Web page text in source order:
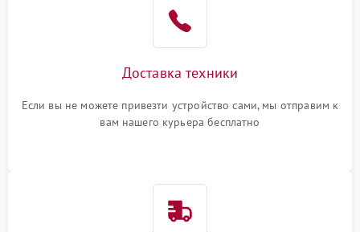
Доставка техники
Если вы не можете привезти устройство сами, мы отправим к
вам нашего курьера бесплатно